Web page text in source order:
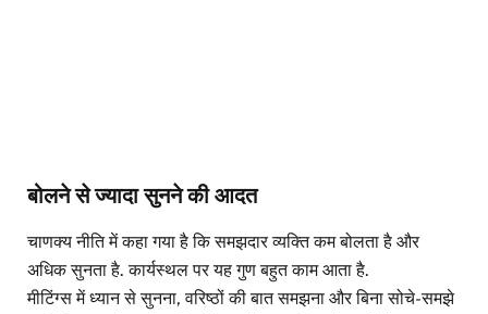
बोलने से ज्यादा सुनने की आदत
चाणक्य नीति में कहा गया है कि समझदार व्यक्ति कम बोलता है और
अधिक सुनता है. कार्यस्थल पर यह गुण बहुत काम आता है.
मीटिंग्स में ध्यान से सुनना, वरिष्ठों की बात समझना और बिना सोचे-समझे